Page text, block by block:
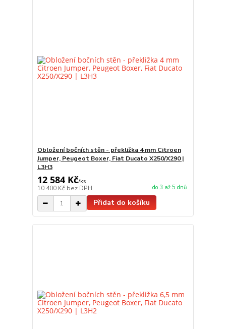
Obložení bočních stěn - překližka 4 mm Citroen
Jumper, Peugeot Boxer, Fiat Ducato X250/X290 |
L3H3
12 584 Kč/ks
10 400 Kč bez DPH do 3 až 5 dnů
Přidat do košíku